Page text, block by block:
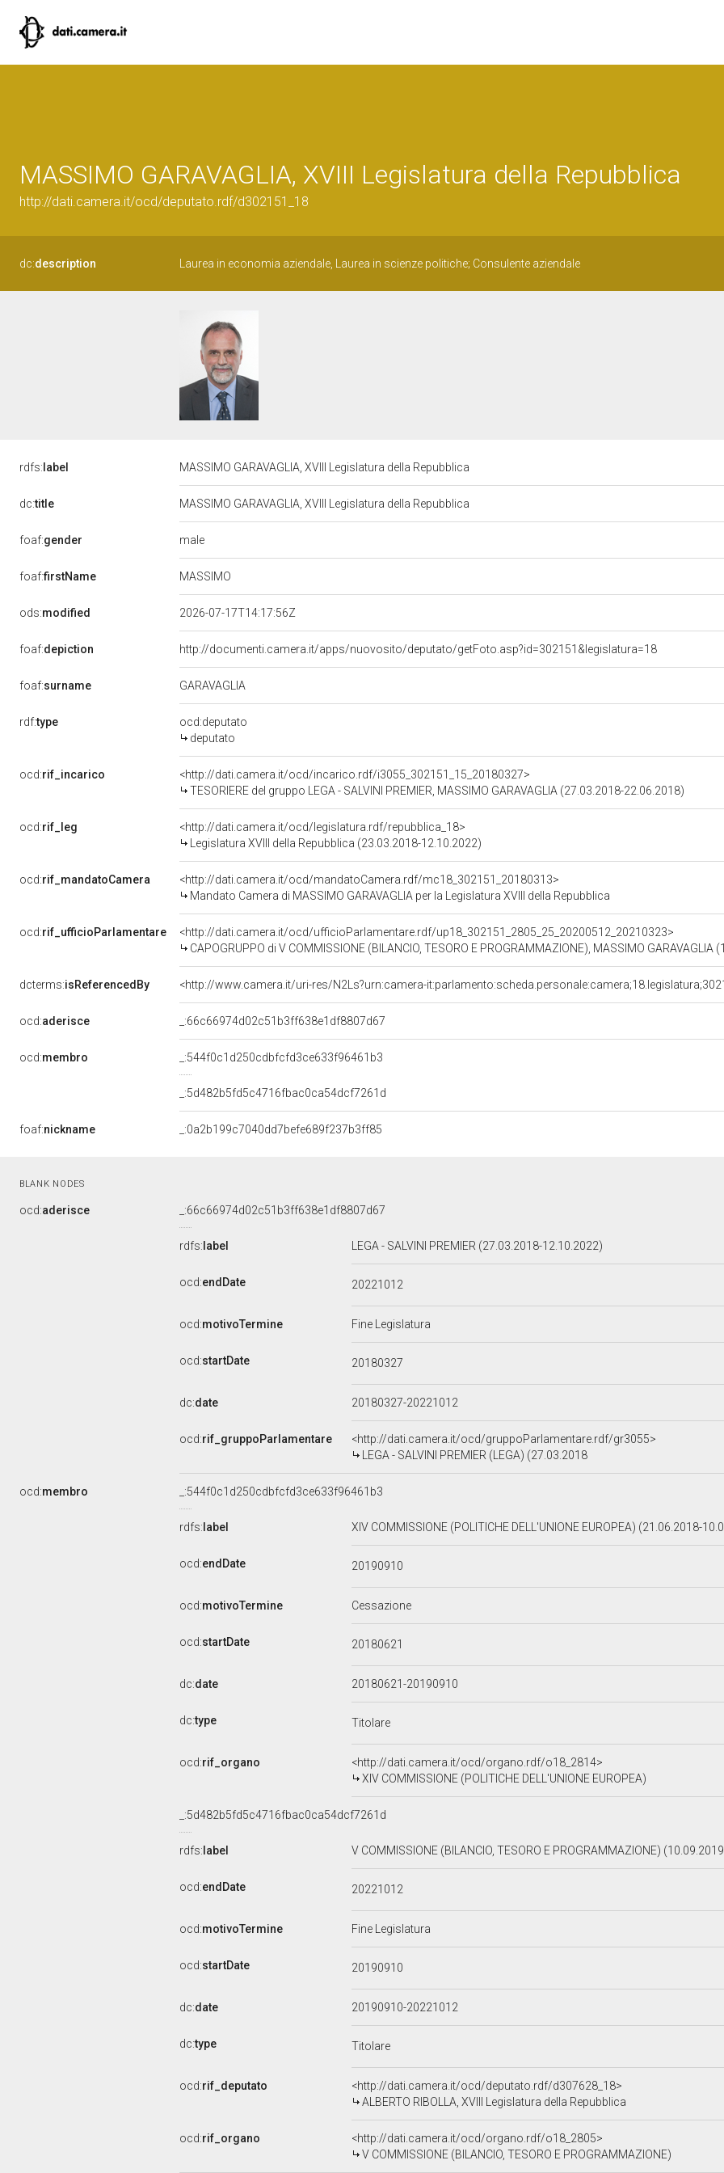
MASSIMO GARAVAGLIA, XVIII Legislatura della Repubblica
http://dati.camera.it/ocd/deputato.rdf/d302151_18
dc:description Laurea in economia aziendale, Laurea in scienze politiche; Consulente aziendale
rdfs: label MASSIMO GARAVAGLIA, XVIII Legislatura della Repubblica
dc:title MASSIMO GARAVAGLIA, XVIII Legislatura della Repubblica
foaf:gender male
foaf:firstName MASSIMO
ods:modified 2026-07-17T14:17:56Z
foaf:depiction http://documenti.camera.it/apps/nuovosito/deputato/getFoto.asp?id=302151&legislatura=18
foaf:surname GARAVAGLIA
rdf:type
ocd:deputato
deputato
ocd:rif_incarico
<http://dati.camera.it/ocd/incarico.rdf/i3055_302151_15_20180327>
TESORIERE del gruppo LEGA - SALVINI PREMIER, MASSIMO GARAVAGLIA (27.03.2018-22.06.2018)
ocd:rif_leg
<http://dati.camera.it/ocd/legislatura.rdf/repubblica_18>
Legislatura XVIII della Repubblica (23.03.2018-12.10.2022)
ocd:rif_mandatoCamera
<http://dati.camera.it/ocd/mandatoCamera.rdf/mc18_302151_20180313>
Mandato Camera di MASSIMO GARAVAGLIA per la Legislatura XVIII della Repubblica
ocd:rif_ufficioParlamentare
<http://dati.camera.it/ocd/ufficioParlamentare.rdf/up18_302151_2805_25_20200512_20210323>
CAPOGRUPPO di V COMMISSIONE (BILANCIO, TESORO E PROGRAMMAZIONE), MASSIMO
dcterms:isReferencedBy <http://www.camera.it/uri-res/N2Ls?urn:camera-
ocd:aderisce _:66c66974d02c51b3ff638e1df8807d67
ocd:membro _:544f0c1d250cdbfcfd3ce633f96461b3
_:5d482b5fd5c4716fbac0ca54dcf7261d
foaf:nickname _:0a2b199c7040dd7befe689f237b3ff85
BLANK NODES
ocd:aderisce _:66c66974d02c51b3ff638e1df8807d67
rdfs: label LEGA - SALVINI PREMIER (27.03.2018-12.10.2022)
ocd:endDate 20221012
ocd:motivoTermine Fine Legislatura
ocd:startDate 20180327
dc:date 20180327-20221012
ocd:rif_gruppoParlamentare
<http://dati.camera.it/ocd/gruppoParlamentare.rdf/gr3055>
LEGA - SALVINI PREMIER (LEGA) (27.03.2018
ocd:membro _:544f0c1d250cdbfcfd3ce633f96461b3
rdfs: label XIV COMMISSIONE (POLITICHE DELL'UNIONE EUROPEA) (21.06.2018-
ocd:endDate 20190910
ocd:motivoTermine Cessazione
ocd:startDate 20180621
dc:date 20180621-20190910
dc:type Titolare
ocd:rif_organo
<http://dati.camera.it/ocd/organo.rdf/o18_2814>
XIV COMMISSIONE (POLITICHE DELL'UNIONE EUROPEA)
_:5d482b5fd5c4716fbac0ca54dcf7261d
rdfs: label V COMMISSIONE (BILANCIO, TESORO E PROGRAMMAZIONE)
ocd:endDate 20221012
ocd:motivoTermine Fine Legislatura
ocd:startDate 20190910
dc:date 20190910-20221012
dc:type Titolare
ocd:rif_deputato
<http://dati.camera.it/ocd/deputato.rdf/d307628_18>
ALBERTO RIBOLLA, XVIII Legislatura della Repubblica
ocd:rif_organo
<http://dati.camera.it/ocd/organo.rdf/o18_2805>
V COMMISSIONE (BILANCIO, TESORO E PROGRAMMAZIONE)